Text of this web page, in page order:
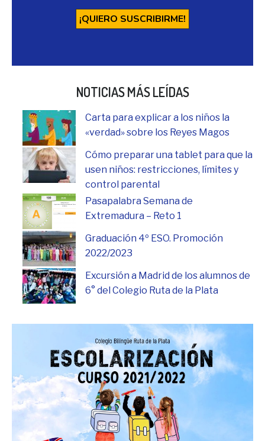
NOTICIAS MÁS LEÍDAS
Carta para explicar a los niños la
«verdad» sobre los Reyes Magos
Cómo preparar una tablet para que la
usen niños: restricciones, límites y
control parental
Pasapalabra Semana de
Extremadura – Reto 1
Graduación 4º ESO. Promoción
2022/2023
Excursión a Madrid de los alumnos de
6° del Colegio Ruta de la Plata